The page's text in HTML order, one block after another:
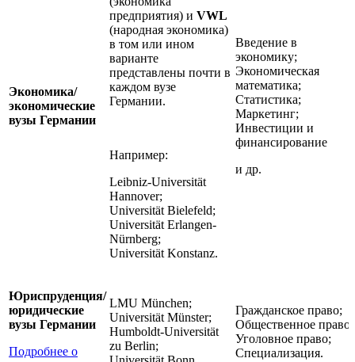
Экономика/
экономические
вузы Германии
предприятия) и VWL
(народная экономика)
в том или ином
варианте
представлены почти в
каждом вузе
Германии.
Например:
Leibniz-Universität
Hannover;
Universität Bielefeld;
Universität Erlangen-
Nürnberg;
Universität Konstanz.
Введение в
экономику;
Экономическая
математика;
Статистика;
Маркетинг;
Инвестиции и
финансирование
и др.
Юриспруденция/
юридические
вузы Германии
Подробнее о
LMU München;
Universität Münster;
Humboldt-Universität
zu Berlin;
Гражданское право;
Общественное право;
Уголовное право;
Специализация.